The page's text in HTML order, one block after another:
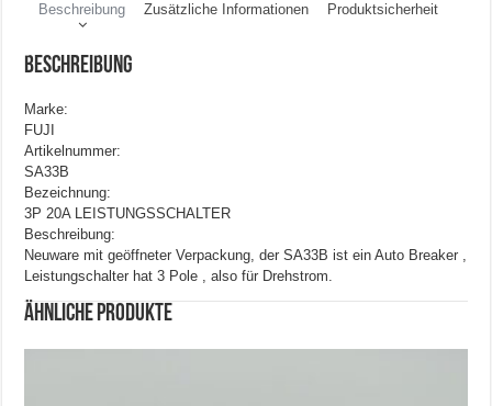
Beschreibung Zusätzliche Informationen Produktsicherheit
Beschreibung
Marke:
FUJI
Artikelnummer:
SA33B
Bezeichnung:
3P 20A LEISTUNGSSCHALTER
Beschreibung:
Neuware mit geöffneter Verpackung, der SA33B ist ein Auto Breaker ,
Leistungschalter hat 3 Pole , also für Drehstrom.
Ähnliche Produkte